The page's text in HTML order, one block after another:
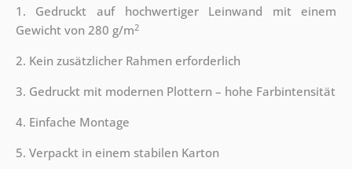
1. Gedruckt auf hochwertiger Leinwand mit einem
Gewicht von 280 g/m2
2. Kein zusätzlicher Rahmen erforderlich
3. Gedruckt mit modernen Plottern – hohe Farbintensität
4. Einfache Montage
5. Verpackt in einem stabilen Karton